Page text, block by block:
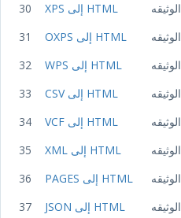
30 XPS إلى HTML الوثيقه
31 OXPS إلى HTML الوثيقه
32 WPS إلى HTML الوثيقه
33 CSV إلى HTML الوثيقه
34 VCF إلى HTML الوثيقه
35 XML إلى HTML الوثيقه
36 PAGES إلى HTML الوثيقه
37 JSON إلى HTML الوثيقه